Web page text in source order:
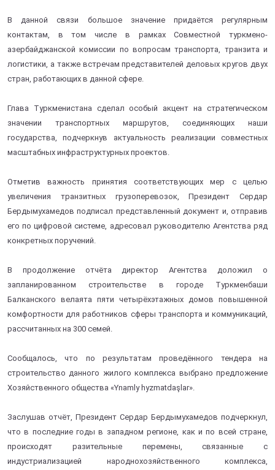
В данной связи большое значение придаётся регулярным
контактам, в том числе в рамках Совместной туркмено-
азербайджанской комиссии по вопросам транспорта, транзита и
логистики, а также встречам представителей деловых кругов двух
стран, работающих в данной сфере.
Глава Туркменистана сделал особый акцент на стратегическом
значении транспортных маршрутов, соединяющих наши
государства, подчеркнув актуальность реализации совместных
масштабных инфраструктурных проектов.
Отметив важность принятия соответствующих мер с целью
увеличения транзитных грузоперевозок, Президент Сердар
Бердымухамедов подписал представленный документ и, отправив
его по цифровой системе, адресовал руководителю Агентства ряд
конкретных поручений.
В продолжение отчёта директор Агентства доложил о
запланированном строительстве в городе Туркменбаши
Балканского велаята пяти четырёхэтажных домов повышенной
комфортности для работников сферы транспорта и коммуникаций,
рассчитанных на 300 семей.
Сообщалось, что по результатам проведённого тендера на
строительство данного жилого комплекса выбрано предложение
Хозяйственного общества «Ynamly hyzmatdaşlar».
Заслушав отчёт, Президент Сердар Бердымухамедов подчеркнул,
что в последние годы в западном регионе, как и по всей стране,
происходят разительные перемены, связанные с
индустриализацией народнохозяйственного комплекса,